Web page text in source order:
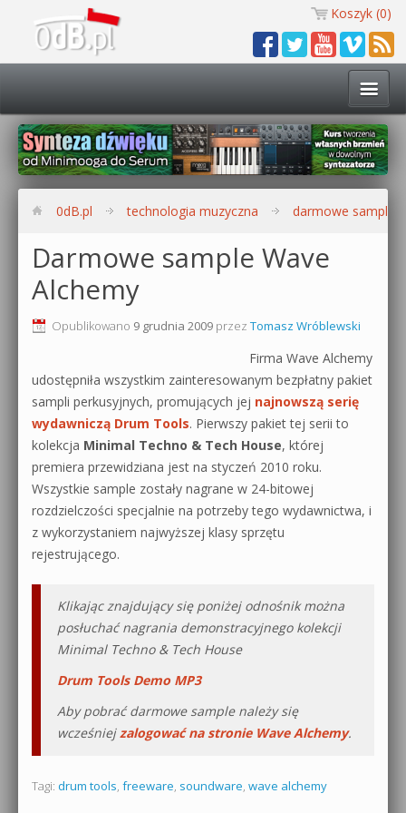
Koszyk (0)
Technologia muzyczna
Kursy i warsztaty
Zobacz wszystkie kursy i warsztaty
Synteza dźwięku 🔥
Bitwig Studio od podstaw
Produkcja muzyczna od podstaw
Sylenth1 od podstaw
Sound Forge od podstaw
Kontakt 5 Kompendium
Pakiety
0dB.pl
0dB.pl - informacje
Newsletter
Materiały dla mediów
Archiwum aktualności
Polityka prywatności
Regulamin
Działanie sklepu internetowego
Wyszukiwanie
0dB.pl technologia muzyczna darmowe sample
Darmowe sample Wave
Alchemy
Opublikowano 9 grudnia 2009 przez Tomasz Wróblewski
Firma Wave Alchemy
udostępniła wszystkim zainteresowanym bezpłatny pakiet
sampli perkusyjnych, promujących jej najnowszą serię
wydawniczą Drum Tools. Pierwszy pakiet tej serii to
kolekcja Minimal Techno & Tech House, której
premiera przewidziana jest na styczeń 2010 roku.
Wszystkie sample zostały nagrane w 24-bitowej
rozdzielczości specjalnie na potrzeby tego wydawnictwa, i
z wykorzystaniem najwyższej klasy sprzętu
rejestrującego.
Klikając znajdujący się poniżej odnośnik można
posłuchać nagrania demonstracyjnego kolekcji
Minimal Techno & Tech House
Drum Tools Demo MP3
Aby pobrać darmowe sample należy się
wcześniejzalogować na stronie Wave Alchemy.
Tagi: drum tools, freeware, soundware, wave alchemy